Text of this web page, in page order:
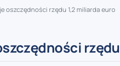
oszczędności rzędu 1,2 miliarda euro